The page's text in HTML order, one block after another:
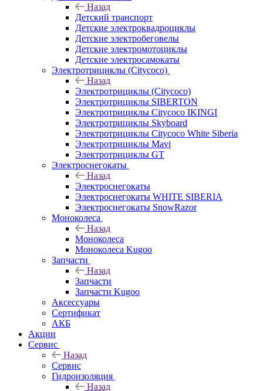
Назад
Детский транспорт
Детские электроквадроциклы
Детские электробеговелы
Детские электромотоциклы
Детские электросамокаты
Электротрициклы (Citycoco)
Назад
Электротрициклы (Citycoco)
Электротрициклы SIBERTON
Электротрициклы Citycoco IKINGI
Электротрициклы Skyboard
Электротрициклы Citycoco White Siberia
Электротрициклы Mavi
Электротрициклы GT
Электроснегокаты
Назад
Электроснегокаты
Электроснегокаты WHITE SIBERIA
Электроснегокаты SnowRazor
Моноколеса
Назад
Моноколеса
Моноколеса Kugoo
Запчасти
Назад
Запчасти
Запчасти Kugoo
Аксессуары
Сертификат
АКБ
Акции
Сервис
Назад
Сервис
Гидроизоляция
Назад